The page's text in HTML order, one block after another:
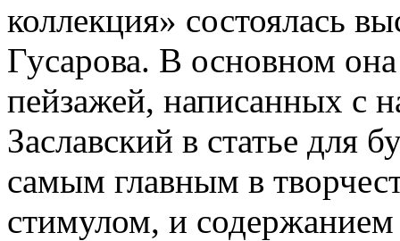
коллекция» состоялась
Гусарова. В основном
пейзажей, написанных с
Заславский в статье для
самым главным в
стимулом, и содержанием